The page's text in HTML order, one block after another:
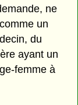
ne
un
du
ayant un
femme à